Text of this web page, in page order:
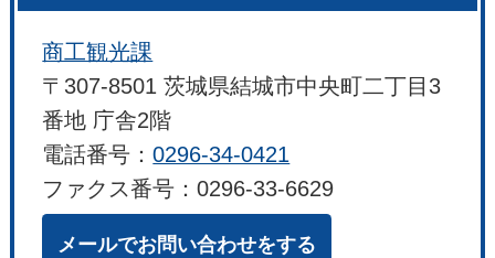
商工観光課
〒307-8501 茨城県結城市中央町二丁目3
番地 庁舎2階
電話番号：0296-34-0421
ファクス番号：0296-33-6629
メールでお問い合わせをする